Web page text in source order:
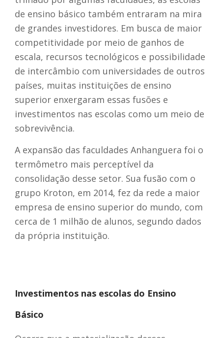
de ensino básico também entraram na mira
de grandes investidores. Em busca de maior
competitividade por meio de ganhos de
escala, recursos tecnológicos e possibilidade
de intercâmbio com universidades de outros
países, muitas instituições de ensino
superior enxergaram essas fusões e
investimentos nas escolas como um meio de
sobrevivência.
A expansão das faculdades Anhanguera foi o
termômetro mais perceptível da
consolidação desse setor. Sua fusão com o
grupo Kroton, em 2014, fez da rede a maior
empresa de ensino superior do mundo, com
cerca de 1 milhão de alunos, segundo dados
da própria instituição.
Investimentos nas escolas do Ensino
Básico